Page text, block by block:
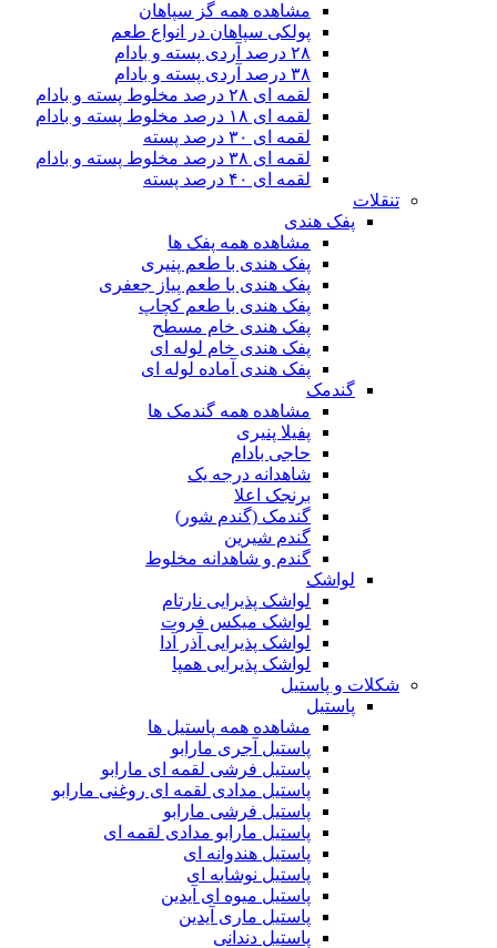
مشاهده همه گز سپاهان
پولکی سپاهان در انواع طعم
۲۸ درصد آردی پسته و بادام
۳۸ درصد آردی پسته و بادام
لقمه ای ۲۸ درصد مخلوط پسته و بادام
لقمه ای ۱۸ درصد مخلوط پسته و بادام
لقمه ای ۳۰ درصد پسته
لقمه ای ۳۸ درصد مخلوط پسته و بادام
لقمه ای ۴۰ درصد پسته
تنقلات
پفک هندی
مشاهده همه پفک ها
پفک هندی با طعم پنیری
پفک هندی با طعم پیاز جعفری
پفک هندی با طعم کچاپ
پفک هندی خام مسطح
پفک هندی خام لوله ای
پفک هندی آماده لوله ای
گندمک
مشاهده همه گندمک ها
پفیلا پنیری
حاجی بادام
شاهدانه درجه یک
برنجک اعلا
گندمک (گندم شور)
گندم شیرین
گندم و شاهدانه مخلوط
لواشک
لواشک پذیرایی نارتام
لواشک میکس فروت
لواشک پذیرایی آذر آدا
لواشک پذیرایی همپا
شکلات و پاستیل
پاستیل
مشاهده همه پاستیل ها
پاستیل آجری مارابو
پاستیل فرشی لقمه ای مارابو
پاستیل مدادی لقمه ای روغنی مارابو
پاستیل فرشی مارابو
پاستیل مارابو مدادی لقمه ای
پاستیل هندوانه ای
پاستیل نوشابه ای
پاستیل میوه ای آیدین
پاستیل ماری آیدین
پاستیل دندانی